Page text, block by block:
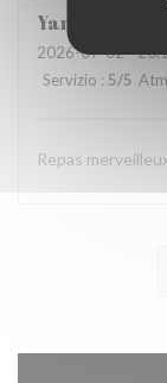
Yannick
2026-07-02-
Servizio : 5/5
Repas